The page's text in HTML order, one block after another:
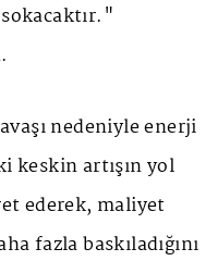
nedeniyle enerji
keskin artışın yol
ederek, maliyet
fazla baskıladığını